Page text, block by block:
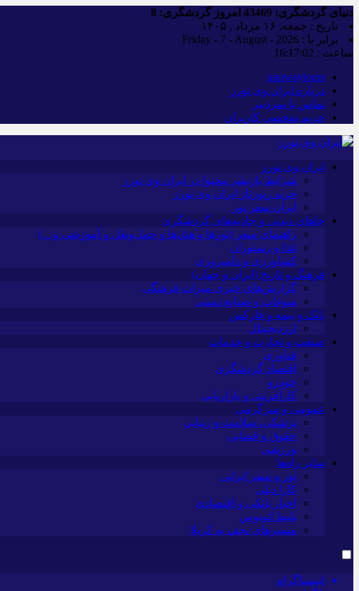
دنیای گردشگری: امروز گردشگری:
تاریخ : جمعه, ۱۶ مرداد , ۱۴۰۵
برابر با : Friday - 7 - August - 2026
ساعت : 16:17:03
iranwaytours
درباره ایران وی تورز
تماس با سردبیر
حریم شخصی کاربران
ایران وی تورز
شرایط بازنشر محتوا در ایران وی تورز
خرید رپورتاژ ایران وی تورز
ایران سفر تور
جاهای دیدنی و جاذبه‌های گردشگری
راهنمای سفر (تورها و هتل‌ها و حمل‌و‌نقل و آموزشی و…)
غذا و رستوران
کشاورزی و دامپروری
فرهنگ و تاریخ (ایران و جهان)
گزارش‌های خبری میراث فرهنگی
سوغات و صنایع دستی
بانک و بیمه و فارکس
ارزدیجیتال
صنعت و تجارت و خدمات
فناوری
اقتصاد گردشگری
خودرو
کارآفرینی و بازاریابی
عمومی و سرگرمی
پزشکی، سلامت و زیبایی
حقوق و قضایی
ورزشی
سایر راه‌ها
تور و سفر ایرانی
کارا دیلی
اخبار بانکی و اقتصادی
بلیط اتوبوس
مسیرهای نجف به کربلا
اینستاگرام